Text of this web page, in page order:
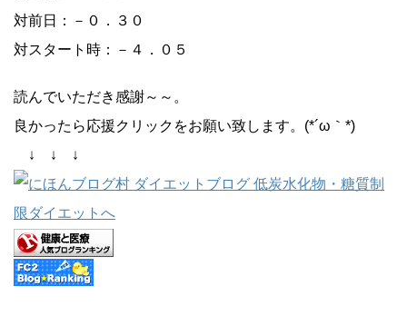
対前日：－０．３０
対スタート時：－４．０５
読んでいただき感謝～～。
良かったら応援クリックをお願い致します。(*´ω｀*)
↓ ↓ ↓